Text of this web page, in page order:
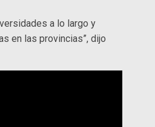
a lo largo y
en las provincias”, dijo